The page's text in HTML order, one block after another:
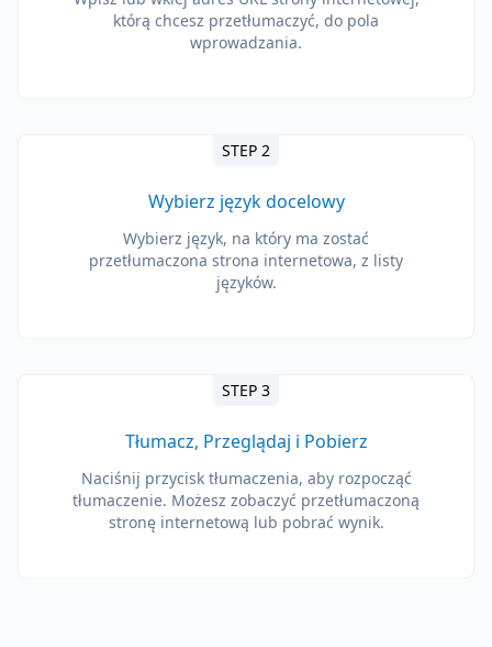
którą chcesz przetłumaczyć, do pola
wprowadzania.
STEP 2
Wybierz język docelowy
Wybierz język, na który ma zostać
przetłumaczona strona internetowa, z listy
języków.
STEP 3
Tłumacz, Przeglądaj i Pobierz
Naciśnij przycisk tłumaczenia, aby rozpocząć
tłumaczenie. Możesz zobaczyć przetłumaczoną
stronę internetową lub pobrać wynik.